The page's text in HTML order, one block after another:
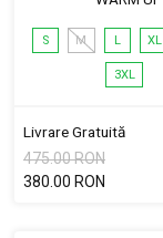
S M L XL
3XL
Livrare Gratuită
475.00 RON
380.00 RON